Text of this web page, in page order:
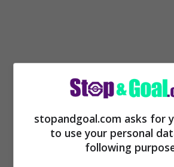
stopandgoal.com asks for
to use your personal
following